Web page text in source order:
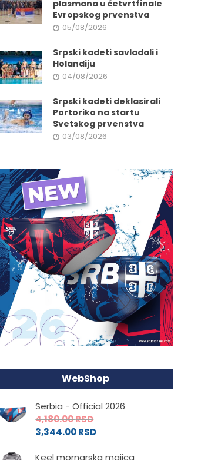
plasmana u četvrtfinale
Evropskog prvenstva
05/08/2026
Srpski kadeti savladali i
Holandiju
04/08/2026
Srpski kadeti deklasirali
Portoriko na startu
Svetskog prvenstva
03/08/2026
WebShop
Serbia - Official 2026
4,180.00RSD
3,344.00RSD